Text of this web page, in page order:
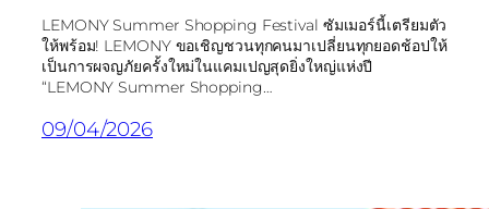
LEMONY Summer Shopping Festival ซัมเมอร์นี้เตรียมตัว
ให้พร้อม! LEMONY ขอเชิญชวนทุกคนมาเปลี่ยนทุกยอดช้อปให้
เป็นการผจญภัยครั้งใหม่ในแคมเปญสุดยิ่งใหญ่แห่งปี
“LEMONY Summer Shopping…
09/04/2026